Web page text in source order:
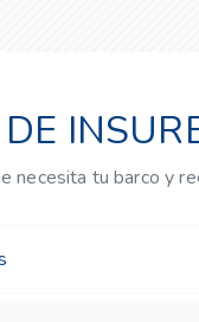
necesita tu barco y